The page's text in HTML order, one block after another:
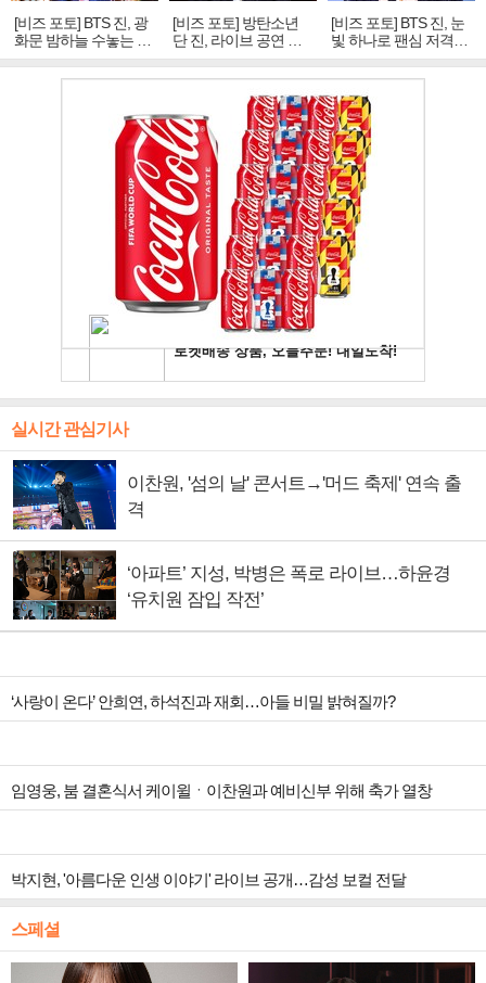
[비즈 포토] BTS 진, 광
화문 밤하늘 수놓는 '비
주얼 킹'의 열창
[비즈 포토] 방탄소년
단 진, 라이브 공연 중
빛나는 독보적 아우라
[비즈 포토] BTS 진, 눈
빛 하나로 팬심 저격…
독보적 카리스마
실시간 관심기사
이찬원, '섬의 날' 콘서트→'머드 축제' 연속 출
격
‘아파트’ 지성, 박병은 폭로 라이브…하윤경
‘유치원 잠입 작전’
‘사랑이 온다’ 안희연, 하석진과 재회…아들 비밀 밝혀질까?
임영웅, 붐 결혼식서 케이윌ㆍ이찬원과 예비신부 위해 축가 열창
박지현, '아름다운 인생 이야기' 라이브 공개…감성 보컬 전달
스페셜